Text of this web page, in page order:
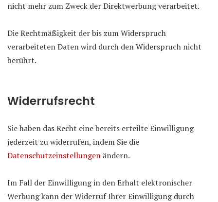
nicht mehr zum Zweck der Direktwerbung verarbeitet.
Die Rechtmäßigkeit der bis zum Widerspruch
verarbeiteten Daten wird durch den Widerspruch nicht
berührt.
Widerrufsrecht
Sie haben das Recht eine bereits erteilte Einwilligung
jederzeit zu widerrufen, indem Sie die
Datenschutzeinstellungen ändern.
Im Fall der Einwilligung in den Erhalt elektronischer
Werbung kann der Widerruf Ihrer Einwilligung durch